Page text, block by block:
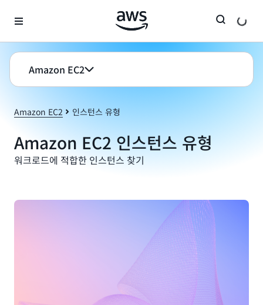
Amazon EC2
Amazon EC2 인스턴스 유형
Amazon EC2 인스턴스 유형
워크로드에 적합한 인스턴스 찾기